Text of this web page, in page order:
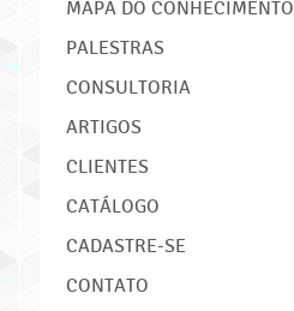
MAPA DO CONHECIMENTO
PALESTRAS
CONSULTORIA
ARTIGOS
CLIENTES
CATÁLOGO
CADASTRE-SE
CONTATO